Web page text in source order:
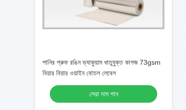
পানির প্রুফ রঙিন ভ্যাকুয়াম ধাতুযুক্ত কাগজ 73gsm
বিয়ার বিয়ার ওয়াইন বোতল লেবেল
সেরা দাম পান